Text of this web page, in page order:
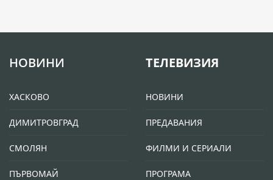
НОВИНИ
ХАСКОВО
ДИМИТРОВГРАД
СМОЛЯН
ПЪРВОМАЙ
ТЕЛЕВИЗИЯ
НОВИНИ
ПРЕДАВАНИЯ
ФИЛМИ И СЕРИАЛИ
ПРОГРАМА